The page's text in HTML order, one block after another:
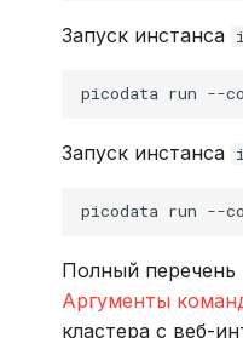
Запуск инстанса
picodata run --
Запуск инстанса
picodata run --
Полный перечень
Аргументы
кластера с веб-